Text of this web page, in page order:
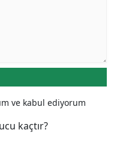
ve kabul ediyorum
kaçtır?